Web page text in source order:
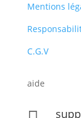
Mentions
C.G.V
aide